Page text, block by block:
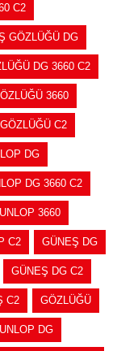
C2
GÖZLÜĞÜ DG
DG 3660 C2
3660
C2
DG
DG 3660 C2
3660
C2 GÜNEŞ DG
GÜNEŞ DG C2
C2 GÖZLÜĞÜ
DG